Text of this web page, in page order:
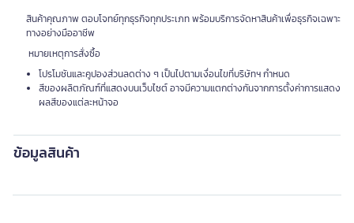
สินค้าคุณภาพ ตอบโจทย์ทุกธุรกิจทุกประเภท พร้อมบริการจัดหาสินค้าเพื่อธุรกิจเฉพาะ
ทางอย่างมืออาชีพ
หมายเหตุการสั่งซื้อ
โปรโมชันและคูปองส่วนลดต่าง ๆ เป็นไปตามเงื่อนไขที่บริษัทฯ กำหนด
สีของผลิตภัณฑ์ที่แสดงบนเว็บไซต์ อาจมีความแตกต่างกันจากการตั้งค่าการแสดง
ผลสีของแต่ละหน้าจอ
ข้อมูลสินค้า